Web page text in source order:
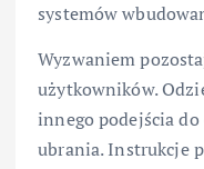
systemów
Wyzwaniem
użytkowników.
innego podejścia
ubrania. Instrukcje